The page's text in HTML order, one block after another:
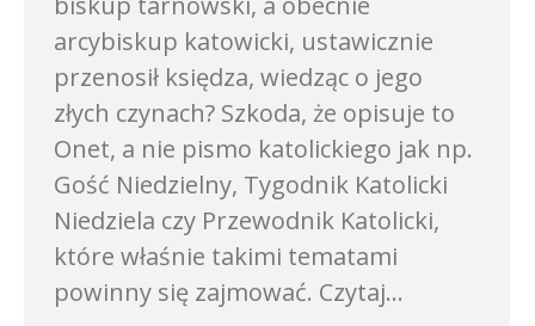
arcybiskup katowicki, ustawicznie
przenosił księdza, wiedząc o jego
złych czynach? Szkoda, że opisuje to
Onet, a nie pismo katolickiego jak np.
Gość Niedzielny, Tygodnik Katolicki
Niedziela czy Przewodnik Katolicki,
które właśnie takimi tematami
powinny się zajmować. Czytaj…